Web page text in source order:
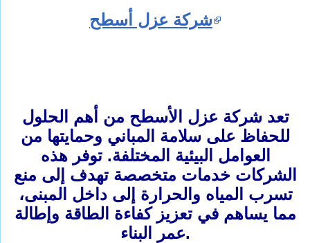
شركة عزل أسطح
تعد شركة عزل الأسطح من أهم الحلول
للحفاظ على سلامة المباني وحمايتها من
العوامل البيئية المختلفة. توفر هذه
الشركات خدمات متخصصة تهدف إلى منع
تسرب المياه والحرارة إلى داخل المبنى،
مما يساهم في تعزيز كفاءة الطاقة وإطالة
عمر البناء.